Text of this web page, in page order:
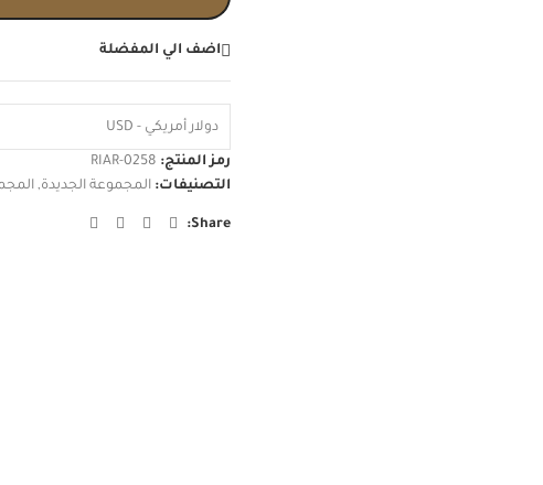
اضف الي المفضلة
دولار أمريكي - USD
رمز المنتج: RIAR-0258
التصنيفات: المجموعة الجديدة,
Share: